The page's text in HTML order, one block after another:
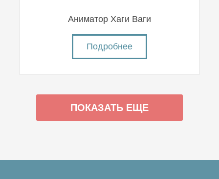
Аниматор Хаги Ваги
Подробнее
ПОКАЗАТЬ ЕЩЕ